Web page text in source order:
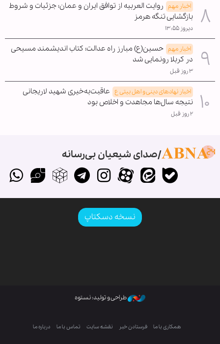
اخبار مهم روایت العربیه از توافق ایران و عمان؛ جزئیات و شروط
بازگشایی تنگه هرمز
دیروز ۱۳:۵۵
اخبار مهم حسین(ع) مبارز راه عدالت؛ کتاب اندیشمند مسیحی
در کربلا رونمایی شد
۳ روز قبل
اخبار نهادهای دینی و اهل بیتی ع عاقبت‌به‌خیری شهید لاریجانی
نتیجه سال‌ها مجاهدت و اخلاص بود
۲ روز قبل
صدای شیعیان بی‌رسانه
نسخه دسکتاپ
طراحی و تولید: نستوه
همکاری با ما فرستادن خبر نقشه سایت تماس با ما درباره ما